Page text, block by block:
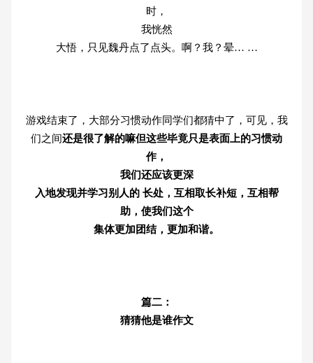
时，
我恍然
大悟，只见魏丹点了点头。啊？我？晕… …
游戏结束了，大部分习惯动作同学们都猜中了，可见，我
们之间还是很了解的嘛但这些毕竟只是表面上的习惯动
作，
我们还应该更深
入地发现并学习别人的 长处，互相取长补短，互相帮
助，使我们这个
集体更加团结，更加和谐。
篇二：
猜猜他是谁作文